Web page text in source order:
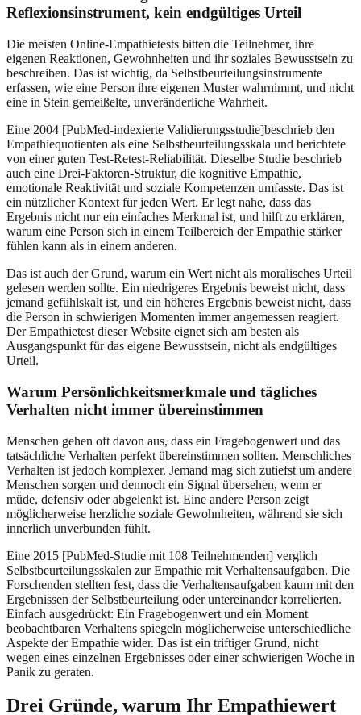
Reflexionsinstrument, kein endgültiges Urteil
Die meisten Online-Empathietests bitten die Teilnehmer, ihre
eigenen Reaktionen, Gewohnheiten und ihr soziales Bewusstsein zu
beschreiben. Das ist wichtig, da Selbstbeurteilungsinstrumente
erfassen, wie eine Person ihre eigenen Muster wahrnimmt, und nicht
eine in Stein gemeißelte, unveränderliche Wahrheit.
Eine 2004 [PubMed-indexierte Validierungsstudie]beschrieb den
Empathiequotienten als eine Selbstbeurteilungsskala und berichtete
von einer guten Test-Retest-Reliabilität. Dieselbe Studie beschrieb
auch eine Drei-Faktoren-Struktur, die kognitive Empathie,
emotionale Reaktivität und soziale Kompetenzen umfasste. Das ist
ein nützlicher Kontext für jeden Wert. Er legt nahe, dass das
Ergebnis nicht nur ein einfaches Merkmal ist, und hilft zu erklären,
warum eine Person sich in einem Teilbereich der Empathie stärker
fühlen kann als in einem anderen.
Das ist auch der Grund, warum ein Wert nicht als moralisches Urteil
gelesen werden sollte. Ein niedrigeres Ergebnis beweist nicht, dass
jemand gefühlskalt ist, und ein höheres Ergebnis beweist nicht, dass
die Person in schwierigen Momenten immer angemessen reagiert.
Der Empathietest dieser Website eignet sich am besten als
Ausgangspunkt für das eigene Bewusstsein, nicht als endgültiges
Urteil.
Warum Persönlichkeitsmerkmale und tägliches
Verhalten nicht immer übereinstimmen
Menschen gehen oft davon aus, dass ein Fragebogenwert und das
tatsächliche Verhalten perfekt übereinstimmen sollten. Menschliches
Verhalten ist jedoch komplexer. Jemand mag sich zutiefst um andere
Menschen sorgen und dennoch ein Signal übersehen, wenn er
müde, defensiv oder abgelenkt ist. Eine andere Person zeigt
möglicherweise herzliche soziale Gewohnheiten, während sie sich
innerlich unverbunden fühlt.
Eine 2015 [PubMed-Studie mit 108 Teilnehmenden] verglich
Selbstbeurteilungsskalen zur Empathie mit Verhaltensaufgaben. Die
Forschenden stellten fest, dass die Verhaltensaufgaben kaum mit den
Ergebnissen der Selbstbeurteilung oder untereinander korrelierten.
Einfach ausgedrückt: Ein Fragebogenwert und ein Moment
beobachtbaren Verhaltens spiegeln möglicherweise unterschiedliche
Aspekte der Empathie wider. Das ist ein triftiger Grund, nicht
wegen eines einzelnen Ergebnisses oder einer schwierigen Woche in
Panik zu geraten.
Drei Gründe, warum Ihr Empathiewert